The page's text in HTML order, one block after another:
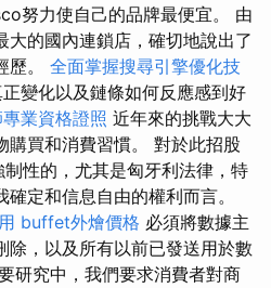
努力使自己的品牌最便宜。 由
大的國內連鎖店，確切地說出了
歷。 全面掌握搜尋引擎優化技
變化以及鏈條如何反應感到好
業資格證照 近年來的挑戰大大
購買和消費習慣。 對於此招股
性的，尤其是匈牙利法律，特
定和信息自由的權利而言。
buffet外燴價格 必須將數據主
除，以及所有以前已發送用於數
研究中，我們要求消費者對商